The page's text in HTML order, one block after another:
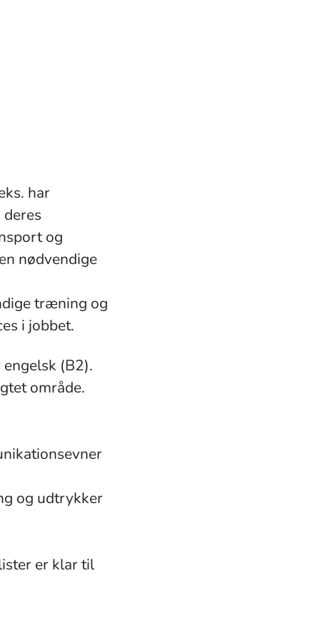
har
og
nødvendige
træning og
i jobbet.
(B2).
område.
og udtrykker
er klar til